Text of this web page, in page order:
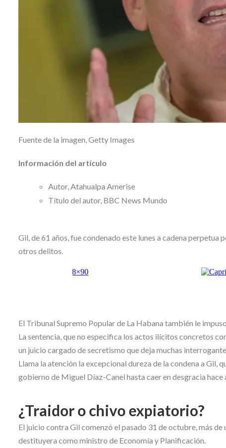
Fuente de la imagen, Getty Images
Información del artículo
Autor, Atahualpa Amerise
Título del autor, BBC News Mundo
Gil, de 61 años, fue condenado este lunes a cadena
otros delitos.
El Tribunal Supremo Popular de La Habana también le
La sentencia, que no especifica los actos ilícitos concretos
un juicio cargado de secretismo que deja muchas
Llama la atención la excepcional dureza de la condena a Gil,
gobierno de Miguel Díaz-Canel hasta caer en desgracia hace
¿Traidor o chivo expiatorio?
El juicio contra Gil comenzó el pasado 31 de octubre, más
destituyera como ministro de Economía y Planificación.